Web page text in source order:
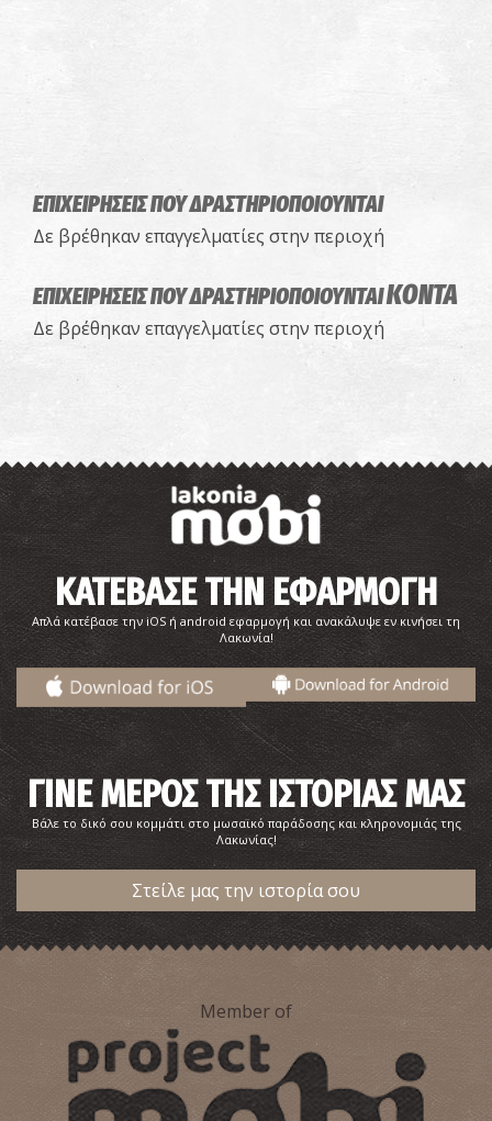
ΕΠΙΧΕΙΡΗΣΕΙΣ ΠΟΥ ΔΡΑΣΤΗΡΙΟΠΟΙΟΥΝΤΑΙ
Δε βρέθηκαν επαγγελματίες στην περιοχή
ΕΠΙΧΕΙΡΗΣΕΙΣ ΠΟΥ ΔΡΑΣΤΗΡΙΟΠΟΙΟΥΝΤΑΙΚΟΝΤΑ
Δε βρέθηκαν επαγγελματίες στην περιοχή
ΚΑΤΕΒΑΣΕ ΤΗΝ ΕΦΑΡΜΟΓΗ
Απλά κατέβασε την iOS ή android εφαρμογή και ανακάλυψε εν κινήσει τη
Λακωνία!
ΓΙΝΕ ΜΕΡΟΣ ΤΗΣ ΙΣΤΟΡΙΑΣ ΜΑΣ
Βάλε το δικό σου κομμάτι στο μωσαϊκό παράδοσης και κληρονομιάς της
Λακωνίας!
Στείλε μας την ιστορία σου
Member of